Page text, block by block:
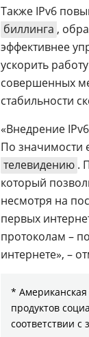
Также IPv6
биллинга ,
эффективнее
ускорить работу
совершенных
стабильности
«Внедрение
По значимости
телевидению .
который
несмотря на
первых
протоколам –
интернете», –
*
продуктов
соответствии с